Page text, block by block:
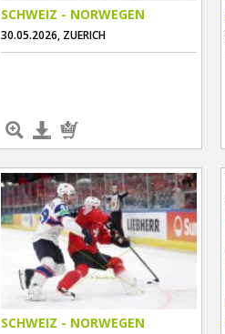
SCHWEIZ - NORWEGEN
30.05.2026, ZUERICH
SCHWEIZ - NORWEGEN